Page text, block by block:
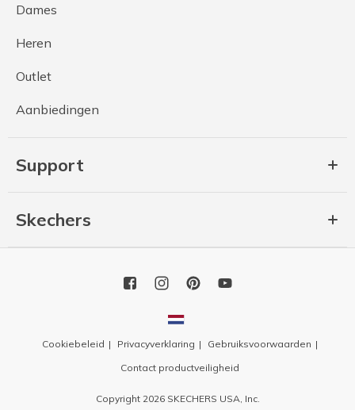
Dames
Heren
Outlet
Aanbiedingen
Support
Skechers
Cookiebeleid Privacyverklaring
Gebruiksvoorwaarden
Contact productveiligheid
Copyright 2026 SKECHERS USA, Inc.